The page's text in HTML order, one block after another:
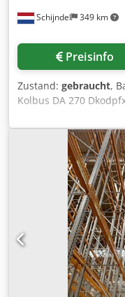
Schijndel 349 km
Preisinfo
Zustand: gebraucht,
Kolbus DA 270
Beschreibung: -
Pappenvorstapelband
Schrenzzufuhr (steif)
Nutzenanleger -
Viskositätskontrolle -
Pressstation - Pumpe